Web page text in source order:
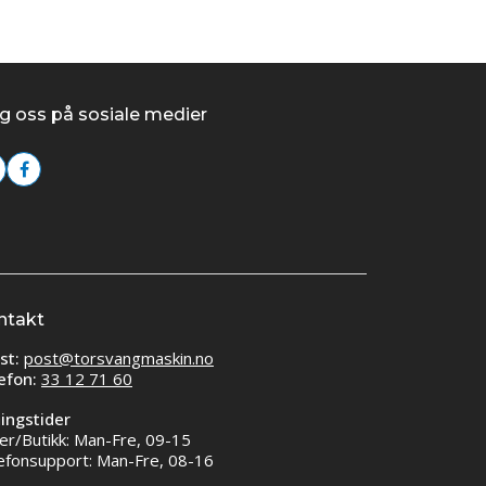
oss på sosiale medier
post@torsvangmaskin.no
33 12 71 60
Butikk: Man-Fre, 09-15
Man-Fre, 08-16